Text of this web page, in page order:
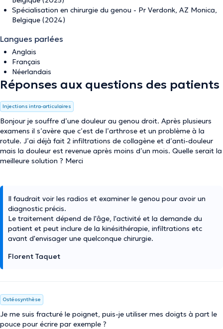
Spécialisation en chirurgie du genou - Pr Verdonk, AZ Monica,
Belgique (2024)
Langues parlées
Anglais
Français
Néerlandais
Réponses aux questions des patients
Injections intra-articulaires
Bonjour je souffre d’une douleur au genou droit. Après plusieurs
examens il s’avère que c’est de l’arthrose et un problème à la
rotule. J’ai déjà fait 2 infiltrations de collagène et d’anti-douleur
mais la douleur est revenue après moins d’un mois. Quelle serait la
meilleure solution ? Merci
Il faudrait voir les radios et examiner le genou pour avoir un
diagnostic précis.
Le traitement dépend de l'âge, l'activité et la demande du
patient et peut inclure de la kinésithérapie, infiltrations etc
avant d'envisager une quelconque chirurgie.
Florent Taquet
Ostéosynthèse
Je me suis fracturé le poignet, puis-je utiliser mes doigts à part le
pouce pour écrire par exemple ?